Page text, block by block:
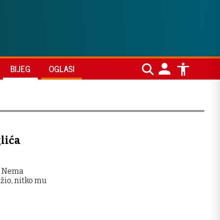
BIJEG OGLASI
nitko mu